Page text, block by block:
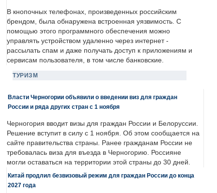
В кнопочных телефонах, произведенных российским
брендом, была обнаружена встроенная уязвимость. С
помощью этого программного обеспечения можно
управлять устройством удаленно через интернет -
рассылать спам и даже получать доступ к приложениям и
сервисам пользователя, в том числе банковские.
ТУРИЗМ
Власти Черногории объявили о введении виз для граждан
России и ряда других стран с 1 ноября
Черногория вводит визы для граждан России и Белоруссии.
Решение вступит в силу с 1 ноября. Об этом сообщается на
сайте правительства страны. Ранее гражданам России не
требовалась виза для въезда в Черногорию. Россияне
могли оставаться на территории этой страны до 30 дней.
Китай продлил безвизовый режим для граждан России до конца
2027 года